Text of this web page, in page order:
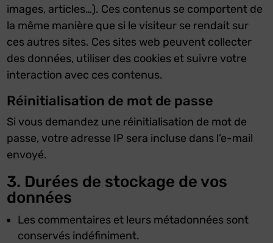
images, articles…). Ces contenus se comportent de
la même manière que si le visiteur se rendait sur
ces autres sites. Ces sites web peuvent collecter
des données, utiliser des cookies et suivre votre
interaction avec ces contenus.
Réinitialisation de mot de passe
Si vous demandez une réinitialisation de mot de
passe, votre adresse IP sera incluse dans l’e-mail
envoyé.
3. Durées de stockage de vos
données
Les commentaires et leurs métadonnées sont
conservés indéfiniment.